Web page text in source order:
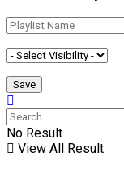
No Result
View All Result